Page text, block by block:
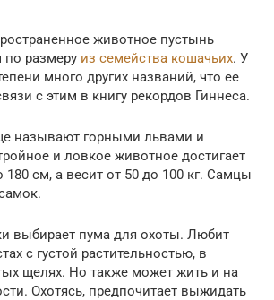
животное пустынь
по размеру из семейства кошачьих. У
много других названий, что ее
с этим в книгу рекордов Гиннеса.
называют горными львами и
и ловкое животное достигает
180 см, а весит от 50 до 100 кг. Самцы
выбирает пума для охоты. Любит
с густой растительностью, в
щелях. Но также может жить и на
Охотясь, предпочитает выжидать